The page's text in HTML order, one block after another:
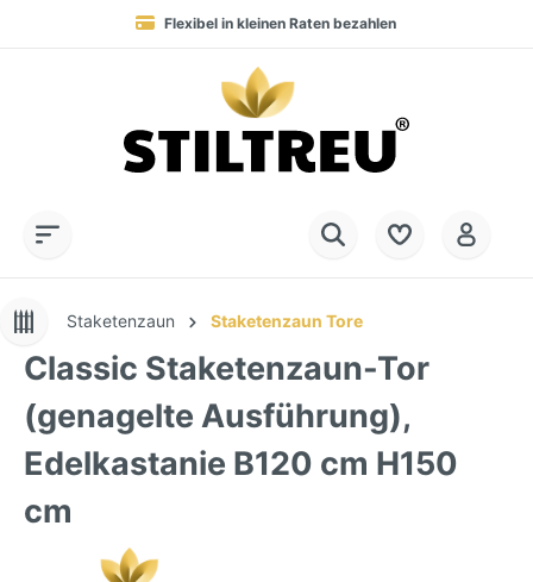
Flexibel in kleinen Raten bezahlen
Blitzversand in 1-2 Werktagen nach DE, AT & NL
+49 (0) 28 32 - 408 990 0
Dauerhaft hohe Warenverfügbarkeit
SSL-verschlüsselt online einkaufen
Staketenzaun Staketenzaun Tore
Classic Staketenzaun-Tor
(genagelte Ausführung),
Edelkastanie B120 cm H150
cm